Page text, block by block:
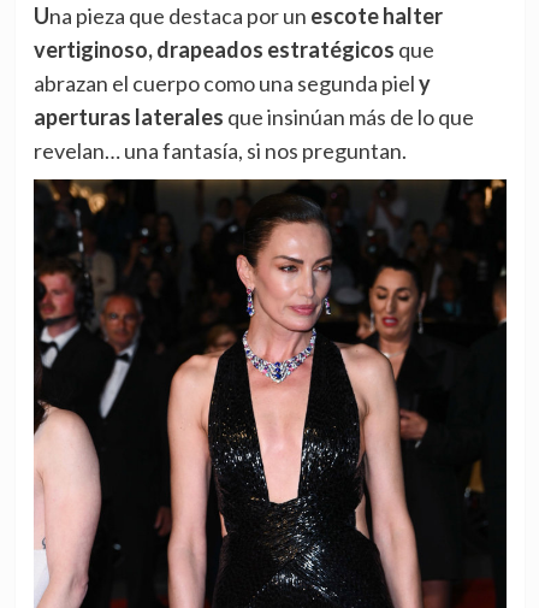
Una pieza que destaca por un escote halter
vertiginoso, drapeados estratégicos que
abrazan el cuerpo como una segunda piely
aperturas laterales que insinúan más de lo que
revelan… una fantasía, si nos preguntan.